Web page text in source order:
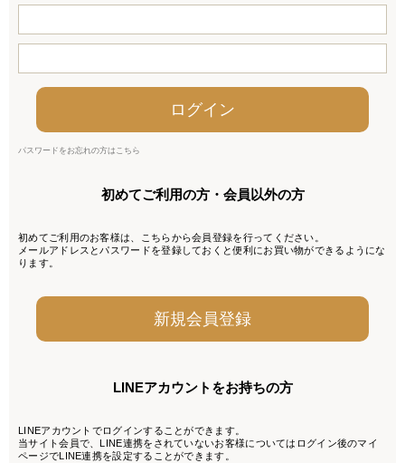
パスワードをお忘れの方はこちら
初めてご利用の方・会員以外の方
初めてご利用のお客様は、こちらから会員登録を行ってください。
メールアドレスとパスワードを登録しておくと便利にお買い物ができるようにな
ります。
LINEアカウントをお持ちの方
LINEアカウントでログインすることができます。
当サイト会員で、LINE連携をされていないお客様についてはログイン後のマイ
ページでLINE連携を設定することができます。